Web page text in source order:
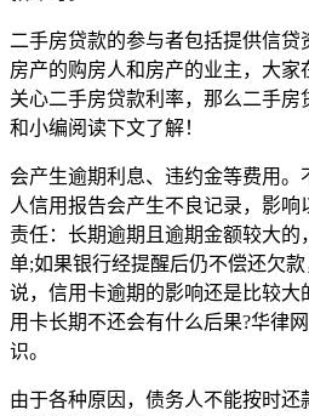
二手房贷款的参与者包括提供信
房产的购房人和房产的业主，大
关心二手房贷款利率，那么二手
和小编阅读下文了解！
会产生逾期利息、违约金等费用
人信用报告会产生不良记录，影
责任：长期逾期且逾期金额较大
单;如果银行经提醒后仍不偿还欠
说，信用卡逾期的影响还是比较
用卡长期不还会有什么后果?华律
识。
由于各种原因，债务人不能按时